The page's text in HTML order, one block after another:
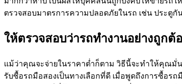
ตรวจสอบมาตรการความปลอดภัยในรถ เช่น ประตูกั
ให้ตรวจสอบว่ารถทำงานอย่างถูกต้
แม้ว่าคุณจะจ่ายในราคาต่ำก็ตาม วิธีนี้จะทำให้คุณมั่
รับซื้อรถมือสองเป็นทางเลือกที่ดี เมื่อพูดถึงการซื้อร